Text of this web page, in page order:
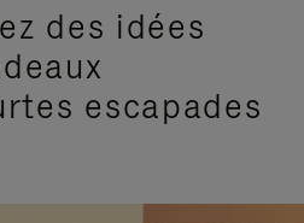
des idées
escapades